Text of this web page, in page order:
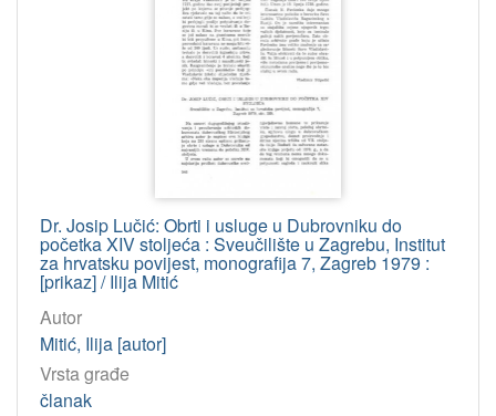
Dr. Josip Lučić: Obrti i usluge u Dubrovniku do
početka XIV stoljeća : Sveučilište u Zagrebu, Institut
za hrvatsku povijest, monografija 7, Zagreb 1979 :
[prikaz] / Ilija Mitić
Autor
Mitić, Ilija [autor]
Vrsta građe
članak